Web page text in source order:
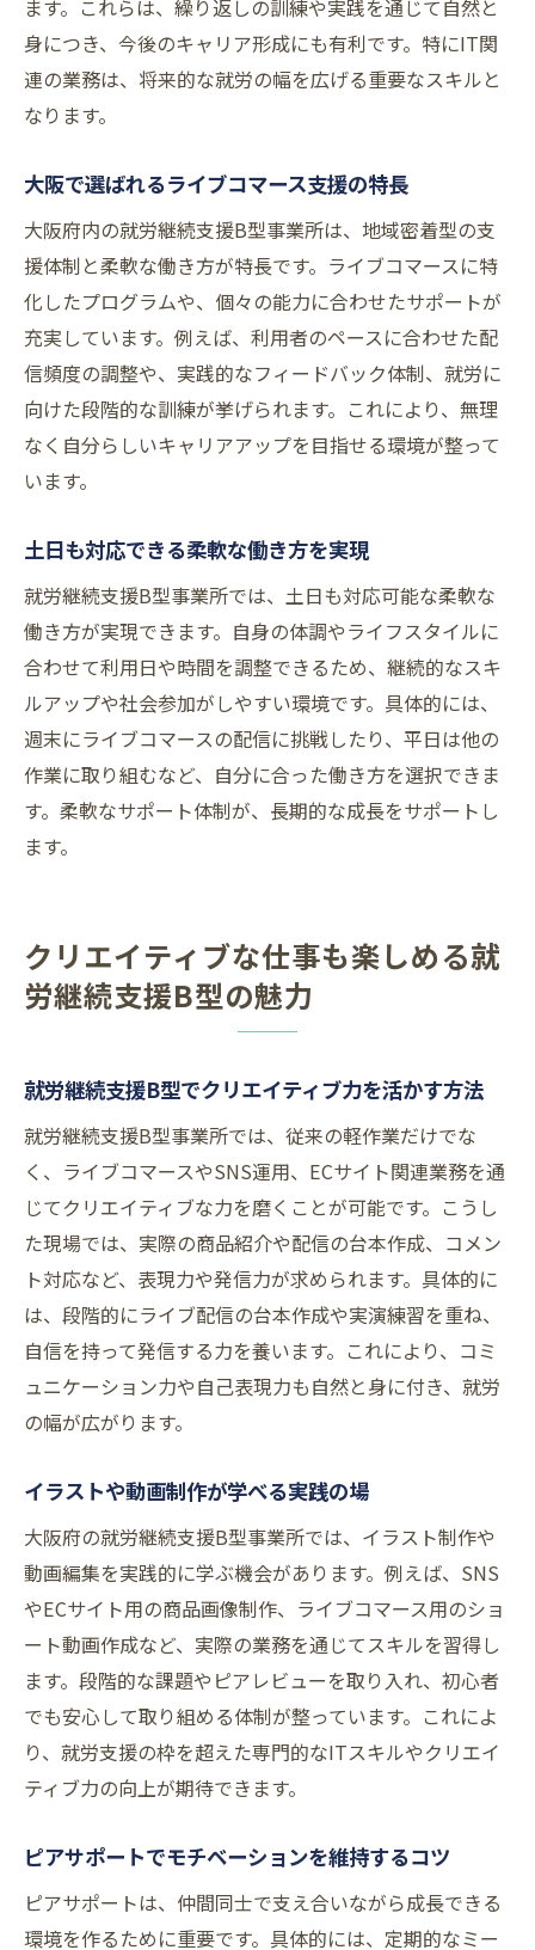
ます。これらは、繰り返しの訓練や実践を通じて自然と
身につき、今後のキャリア形成にも有利です。特にIT関
連の業務は、将来的な就労の幅を広げる重要なスキルと
なります。
大阪で選ばれるライブコマース支援の特長
大阪府内の就労継続支援B型事業所は、地域密着型の支
援体制と柔軟な働き方が特長です。ライブコマースに特
化したプログラムや、個々の能力に合わせたサポートが
充実しています。例えば、利用者のペースに合わせた配
信頻度の調整や、実践的なフィードバック体制、就労に
向けた段階的な訓練が挙げられます。これにより、無理
なく自分らしいキャリアアップを目指せる環境が整って
います。
土日も対応できる柔軟な働き方を実現
就労継続支援B型事業所では、土日も対応可能な柔軟な
働き方が実現できます。自身の体調やライフスタイルに
合わせて利用日や時間を調整できるため、継続的なスキ
ルアップや社会参加がしやすい環境です。具体的には、
週末にライブコマースの配信に挑戦したり、平日は他の
作業に取り組むなど、自分に合った働き方を選択できま
す。柔軟なサポート体制が、長期的な成長をサポートし
ます。
クリエイティブな仕事も楽しめる就
労継続支援B型の魅力
就労継続支援B型でクリエイティブ力を活かす方法
就労継続支援B型事業所では、従来の軽作業だけでな
く、ライブコマースやSNS運用、ECサイト関連業務を通
じてクリエイティブな力を磨くことが可能です。こうし
た現場では、実際の商品紹介や配信の台本作成、コメン
ト対応など、表現力や発信力が求められます。具体的に
は、段階的にライブ配信の台本作成や実演練習を重ね、
自信を持って発信する力を養います。これにより、コミ
ュニケーション力や自己表現力も自然と身に付き、就労
の幅が広がります。
イラストや動画制作が学べる実践の場
大阪府の就労継続支援B型事業所では、イラスト制作や
動画編集を実践的に学ぶ機会があります。例えば、SNS
やECサイト用の商品画像制作、ライブコマース用のショ
ート動画作成など、実際の業務を通じてスキルを習得し
ます。段階的な課題やピアレビューを取り入れ、初心者
でも安心して取り組める体制が整っています。これによ
り、就労支援の枠を超えた専門的なITスキルやクリエイ
ティブ力の向上が期待できます。
ピアサポートでモチベーションを維持するコツ
ピアサポートは、仲間同士で支え合いながら成長できる
環境を作るために重要です。具体的には、定期的なミー